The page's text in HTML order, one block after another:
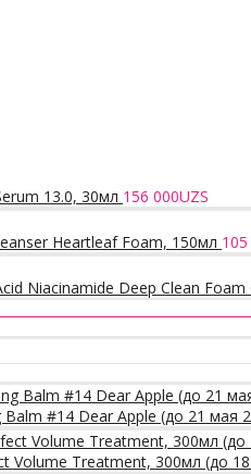
13.0, 30мл 156 000UZS
Heartleaf Foam, 150мл
Niacinamide Deep Clean Foam
#14 Dear Apple (до 21 мая
Volume Treatment, 300мл (до